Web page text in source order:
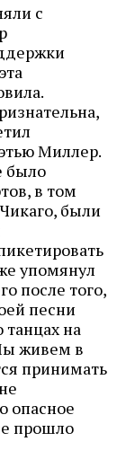
с
Миллер.
было
в том
были
упомянул
после того,
песни
танцах на
живем в
принимать
опасное
прошло